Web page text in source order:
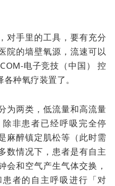
对手里的工具，要有充分
院的墙壁氧源，流速可以
电子竞技（中国） 控
种氧疗装置了。
为两类，低流量和高流量
非患者已经呼吸完全停
麻醉镇定肌松等（此时需
数情况下，患者是有自主
会和空气产生气体交换，
者的自主呼吸进行「对